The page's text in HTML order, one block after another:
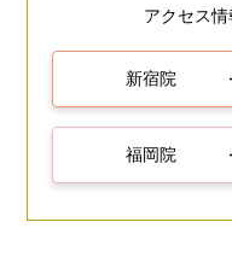
アクセス
新宿院
福岡院